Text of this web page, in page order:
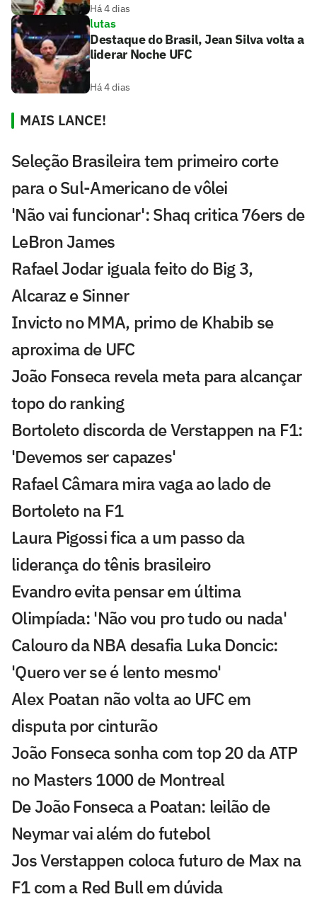
Há 4 dias
lutas
Destaque do Brasil, Jean Silva volta a
liderar Noche UFC
Há 4 dias
MAIS LANCE!
Seleção Brasileira tem primeiro corte
para o Sul-Americano de vôlei
'Não vai funcionar': Shaq critica 76ers de
LeBron James
Rafael Jodar iguala feito do Big 3,
Alcaraz e Sinner
Invicto no MMA, primo de Khabib se
aproxima de UFC
João Fonseca revela meta para alcançar
topo do ranking
Bortoleto discorda de Verstappen na F1:
'Devemos ser capazes'
Rafael Câmara mira vaga ao lado de
Bortoleto na F1
Laura Pigossi fica a um passo da
liderança do tênis brasileiro
Evandro evita pensar em última
Olimpíada: 'Não vou pro tudo ou nada'
Calouro da NBA desafia Luka Doncic:
'Quero ver se é lento mesmo'
Alex Poatan não volta ao UFC em
disputa por cinturão
João Fonseca sonha com top 20 da ATP
no Masters 1000 de Montreal
De João Fonseca a Poatan: leilão de
Neymar vai além do futebol
Jos Verstappen coloca futuro de Max na
F1 com a Red Bull em dúvida